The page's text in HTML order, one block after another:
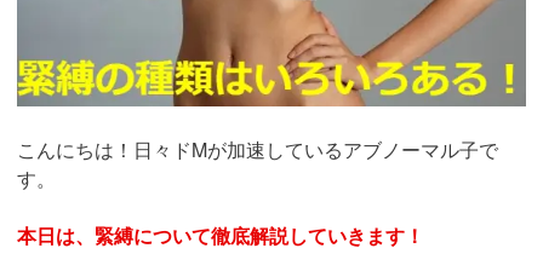
こんにちは！日々ドMが加速しているアブノーマル子で
す。
本日は、緊縛について徹底解説していきます！